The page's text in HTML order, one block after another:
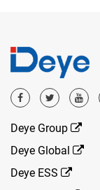
Deye Group
Deye Global
Deye ESS